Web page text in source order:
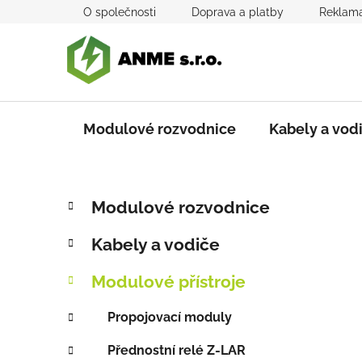
O společnosti Doprava a platby
Modulové rozvodnice Kabely a
P
s
r
n
n
kategorie
a
e
o
i
Modulové rozvodnice
Kabely a vodiče
Modulové přístroje
Propojovací moduly
Přednostní relé Z-LAR